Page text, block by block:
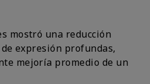
mostró una reducción
expresión profundas,
mejoría promedio de un